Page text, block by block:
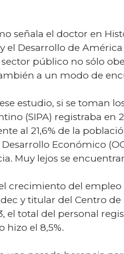
señala el doctor en
el Desarrollo de
sector público no sólo
a un modo de
estudio, si se toman
(SIPA) registraba en
al 21,6% de la
Económico
Muy lejos se
crecimiento del
y titular del Centro
el total del personal
hizo el 8,5%.